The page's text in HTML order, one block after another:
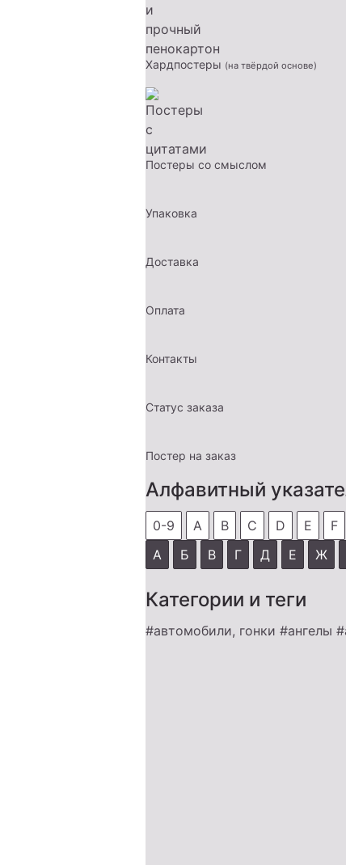
Хардпостеры (на твёрдой основе)
Постеры со смыслом
Упаковка
Доставка
Оплата
Контакты
Статус заказа
Постер на заказ
Алфавитный
0-9 A B C D E F
А
Б В Г Д Е Ж
Категории и теги
#автомобили, гонки #ангелы